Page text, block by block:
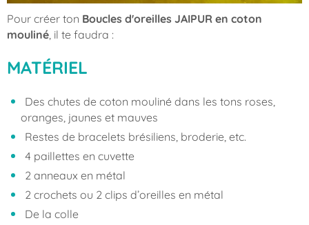
Pour créer ton Boucles d'oreilles JAIPUR en coton
mouliné, il te faudra :
MATÉRIEL
Des chutes de coton mouliné dans les tons roses,
oranges, jaunes et mauves
Restes de bracelets brésiliens, broderie, etc.
4 paillettes en cuvette
2 anneaux en métal
2 crochets ou 2 clips d’oreilles en métal
De la colle